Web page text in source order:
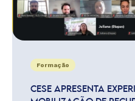
Formação
CESE APRESENTA